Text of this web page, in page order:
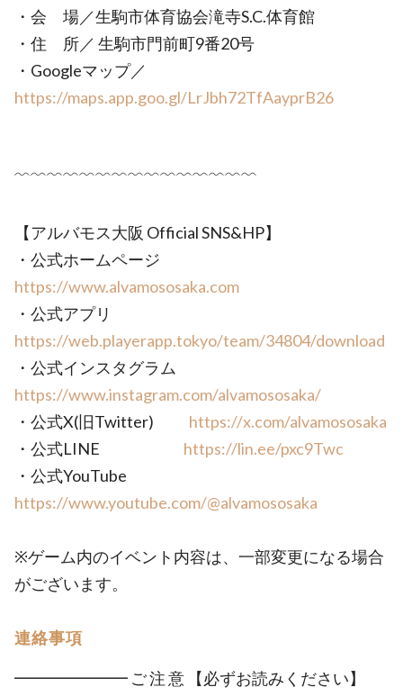
・会 場／生駒市体育協会滝寺S.C.体育館
・住 所／ 生駒市門前町9番20号
・Googleマップ／
https://maps.app.goo.gl/LrJbh72TfAayprB26
﹌﹌﹌﹌﹌﹌﹌﹌﹌﹌﹌﹌﹌﹌﹌
【アルバモス大阪 Official SNS&HP】
・公式ホームページ
https://www.alvamososaka.com
・公式アプリ
https://web.playerapp.tokyo/team/34804/download
・公式インスタグラム
https://www.instagram.com/alvamososaka/
・公式X(旧Twitter) https://x.com/alvamososaka
・公式LINE https://lin.ee/pxc9Twc
・公式YouTube
https://www.youtube.com/@alvamososaka
※ゲーム内のイベント内容は、一部変更になる場合
がございます。
連絡事項
━━━━━━━ ご 注 意 【必ずお読みください】